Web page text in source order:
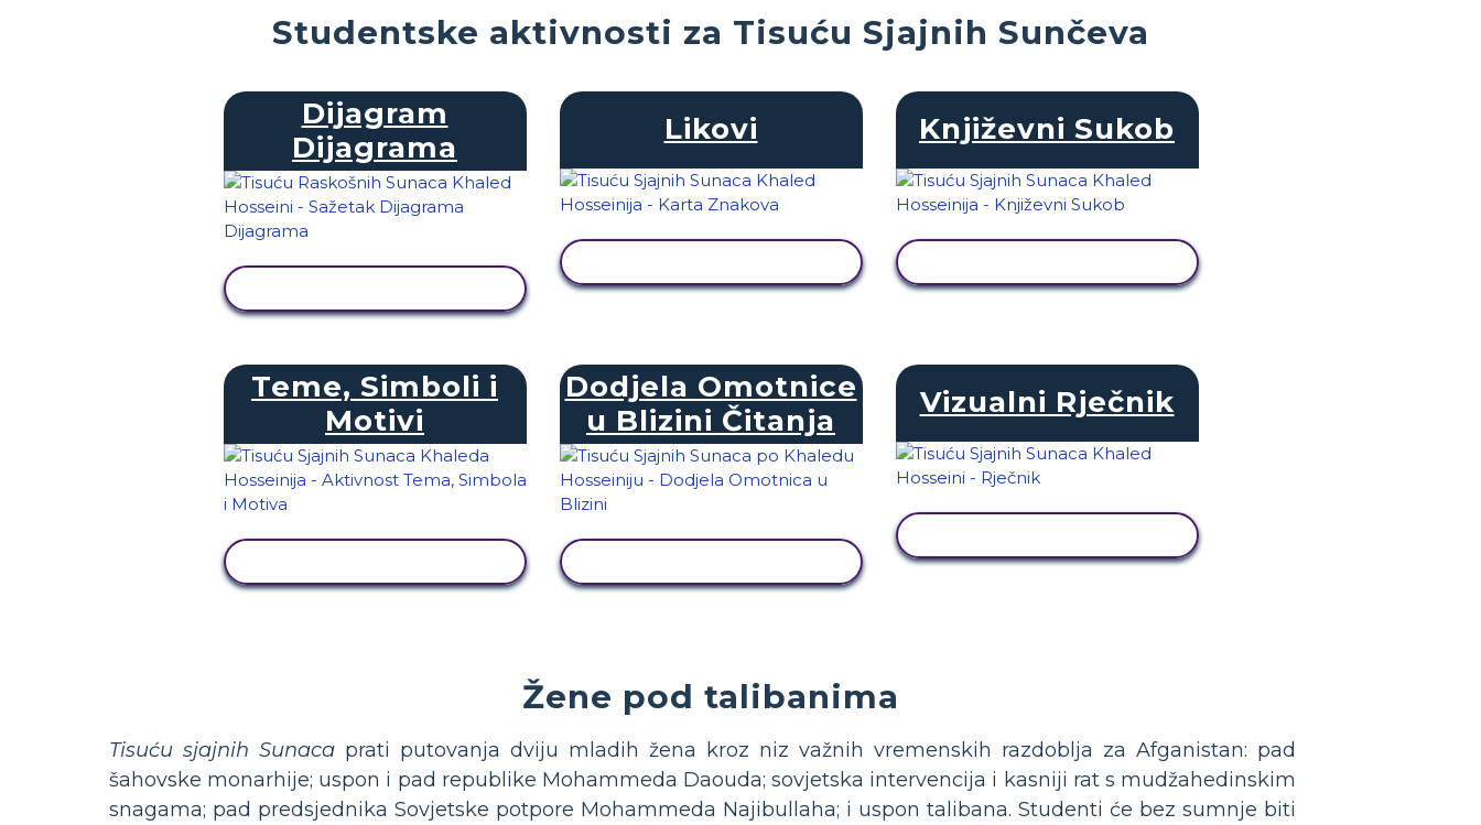
Studentske aktivnosti za Tisuću Sjajnih Sunčeva
Dijagram
Dijagrama
Likovi Književni Sukob
Teme, Simboli i
Motivi
Dodjela Omotnice
u Blizini Čitanja
Vizualni Rječnik
Žene pod talibanima
Tisuću sjajnih Sunaca prati putovanja dviju mladih žena kroz niz važnih vremenskih razdoblja za Afganistan: pad
šahovske monarhije; uspon i pad republike Mohammeda Daouda; sovjetska intervencija i kasniji rat s mudžahedinskim
snagama; pad predsjednika Sovjetske potpore Mohammeda Najibullaha; i uspon talibana. Studenti će bez sumnje biti